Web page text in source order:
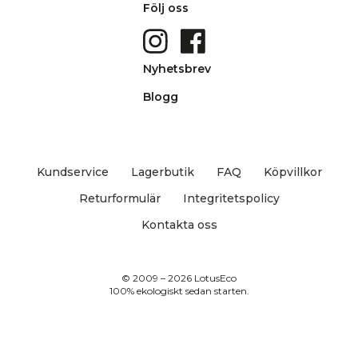
Följ oss
Nyhetsbrev
Blogg
Kundservice Lagerbutik FAQ
Köpvillkor
Returformulär
Integritetspolicy
Kontakta oss
© 2009 – 2026 LotusEco
100% ekologiskt sedan starten.